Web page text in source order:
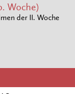
Woche)
der II. Woche